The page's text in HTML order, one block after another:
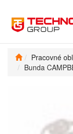
Pracovné
Bunda